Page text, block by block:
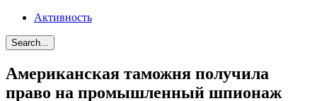
Активность
Search...
Американская таможня получила
право на промышленный шпионаж